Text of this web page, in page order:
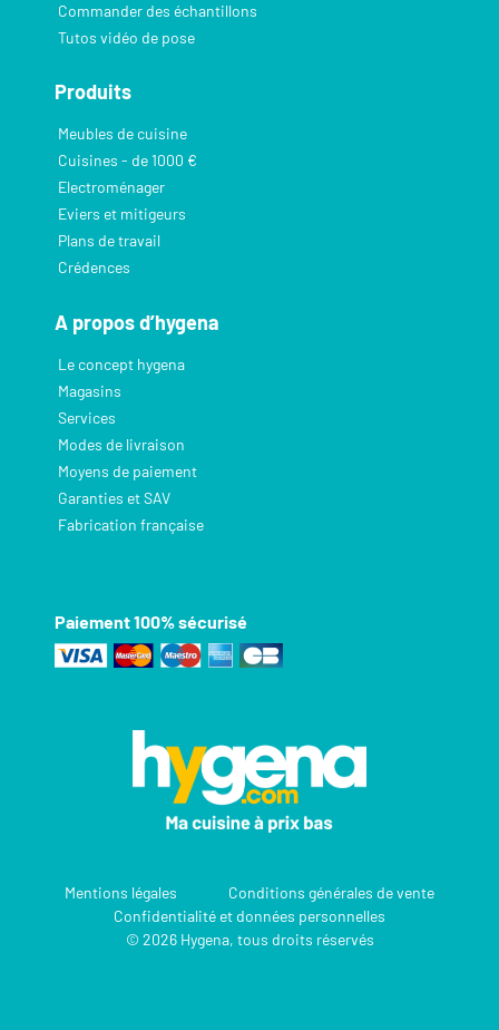
Commander des échantillons
Tutos vidéo de pose
Produits
Meubles de cuisine
Cuisines - de 1000 €
Electroménager
Eviers et mitigeurs
Plans de travail
Crédences
A propos d’hygena
Le concept hygena
Magasins
Services
Modes de livraison
Moyens de paiement
Garanties et SAV
Fabrication française
Paiement 100% sécurisé
Mentions légales
Conditions générales de vente
Confidentialité et données personnelles
© 2026 Hygena, tous droits réservés